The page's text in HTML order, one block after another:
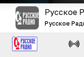
Русское
Русское